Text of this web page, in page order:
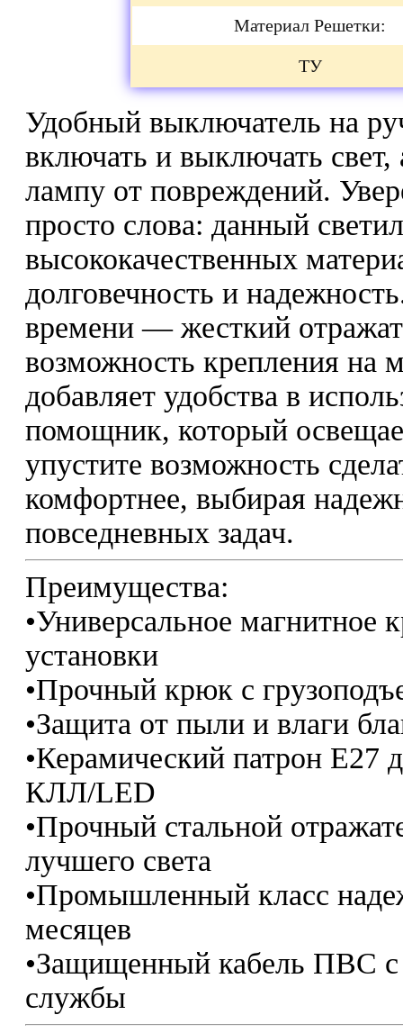
Материал Решетки:
ТУ
Удобный выключатель на
включать и выключать
лампу от повреждений.
просто слова: данный
высококачественных
долговечность и
времени — жесткий
возможность крепления на
добавляет удобства в
помощник, который
упустите возможность
комфортнее, выбирая
повседневных задач.
Преимущества:
•Универсальное магнитное
установки
•Прочный крюк с
•Защита от пыли и влаги
•Керамический патрон
КЛЛ/LED
•Прочный стальной
лучшего света
•Промышленный класс
месяцев
•Защищенный кабель ПВС
службы